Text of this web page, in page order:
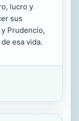
lucro y
sus
Prudencio,
esa vida.